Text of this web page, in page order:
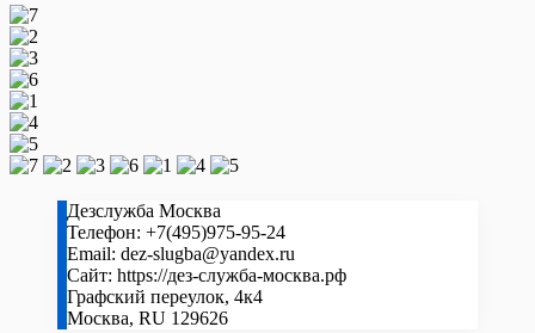
Дезслужба Москва
Телефон: +7(495)975-95-24
Email: dez-slugba@yandex.ru
Сайт: https://дез-служба-москва.рф
Графский переулок, 4к4
Москва, RU 129626